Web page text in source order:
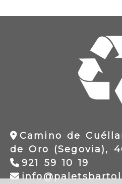
Camino de
de Oro (Segovia),
921 59 10 19
info